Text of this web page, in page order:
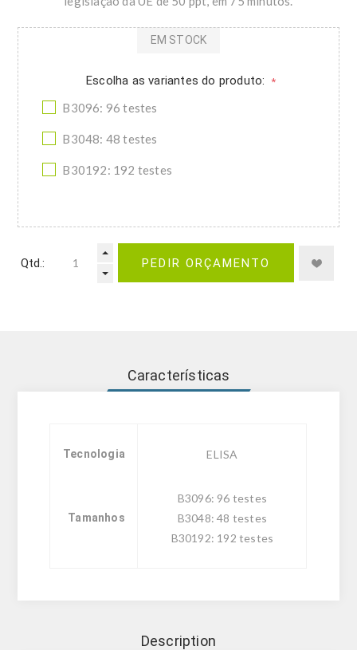
Escolha as variantes do produto: *
B3096: 96 testes
B3048: 48 testes
B30192: 192 testes
EM STOCK
Qtd.: PEDIR ORÇAMENTO
Características
Tecnologia ELISA
Tamanhos
B3096: 96 testes
B3048: 48 testes
B30192: 192 testes
Description